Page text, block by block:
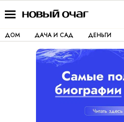
ДОМ ДАЧА И САД ДЕНЬГИ